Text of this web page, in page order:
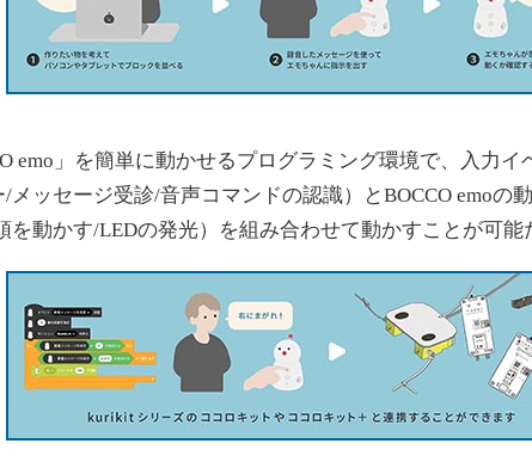
emo」を簡単に動かせるプログラミング環境で、入力イ
メッセージ受診/音声コマンドの認識）とBOCCO emoの
を動かす/LEDの発光）を組み合わせて動かすことが可能